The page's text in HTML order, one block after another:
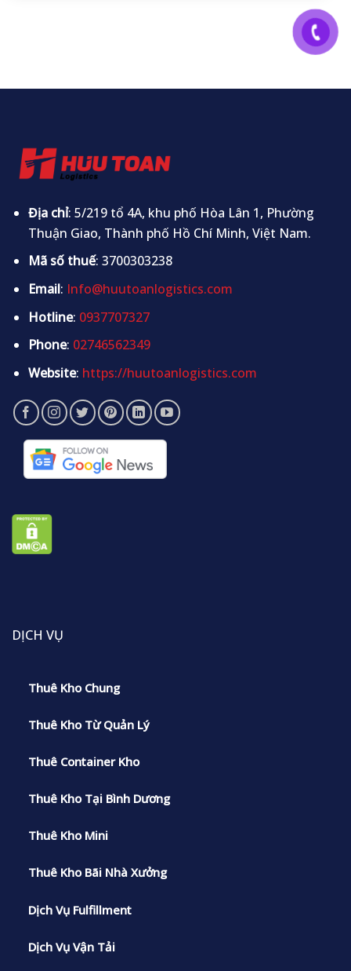
Địa chỉ: 5/219 tổ 4A, khu phố Hòa Lân 1, Phường
Thuận Giao, Thành phố Hồ Chí Minh, Việt Nam.
Mã số thuế: 3700303238
Email: Info@huutoanlogistics.com
Hotline: 0937707327
Phone: 02746562349
Website: https://huutoanlogistics.com
DỊCH VỤ
Thuê Kho Chung
Thuê Kho Từ Quản Lý
Thuê Container Kho
Thuê Kho Tại Bình Dương
Thuê Kho Mini
Thuê Kho Bãi Nhà Xưởng
Dịch Vụ Fulfillment
Dịch Vụ Vận Tải